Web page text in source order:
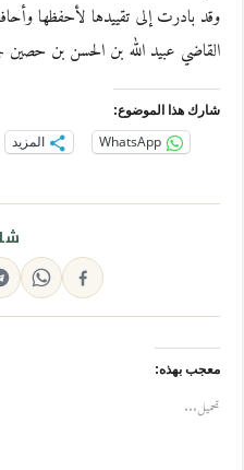
وقد بادرت إلى تقييدها لأحفظها
القاضي عبيد الله بن الحسن بن حصين
شارك هذا الموضوع:
WhatsApp المزيد
معجب بهذه:
تحميل...